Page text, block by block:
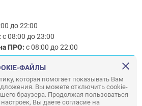
до 22:00
с 08:00 до 23:00
ПРО:с 08:00 до 22:00
«Акварель»
All right reserved.
ФАЙЛЫ
которая помогает показывать Вам
Вы можете отключить cookie-
браузера. Продолжая пользоваться
Вы даете согласие на